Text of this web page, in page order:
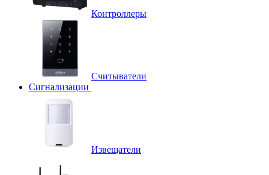
Контроллеры
Считыватели
Сигнализации
Извещатели